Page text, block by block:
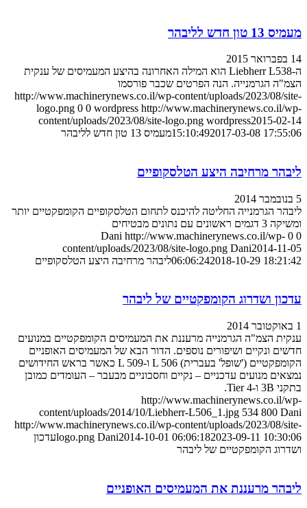
מעמיס 13 טון חדש לליבהר
14 בפברואר 2015
ה-Liebherr L538 הוא המילה האחרונה בהיצע המעמיסים של ענקית
הצמ"ה הגרמנייה. הנה הפרטים שכבר פורסמו
http://www.machinerynews.co.il/wp-content/uploads/2023/08/site-
logo.png 0 0 wordpress http://www.machinerynews.co.il/wp-
content/uploads/2023/08/site-logo.png wordpress2015-02-14
15:10:492017-03-08 17:55:06 מעמיס 13 טון חדש לליבהר
ליבהר מרחיבה היצע הטלסקופיים
5 בנובמבר 2014
ליבהר הגרמנייה החליטה להיכנס לתחום הטלסקופיים הקומפקטיים יותר
ומשיקה 3 דגמים ראשונים עם נתונים מבטיחים
0
0
Dani http://www.machinerynews.co.il/wp-
content/uploads/2023/08/site-logo.png Dani2014-11-05
06:06:242018-10-29 18:21:42 ליבהר מרחיבה היצע הטלסקופיים
עדכון ושדרוג הקומפקטיים של ליבהר
1 באוקטובר 2014
ענקית הצמ"ה הגרמנייה מרעננת את המעמיסים הקומפקטיים במנועים
חדשים ונקיים ושיפורים נוספים. הדור הבא של המעמיסים האופניים
הקומפקטיים ('שופל' בעברית) L 506 ו-L 509 כאשר בראש החידושים
נמצאים מנועים עדכניים – נקיים וחסכוניים מבעבר – העומדים כמובן
בתקני 3B ו-Tier 4.
http://www.machinerynews.co.il/wp-
content/uploads/2014/10/Liebherr-L506_1.jpg 534 800 Dani
http://www.machinerynews.co.il/wp-content/uploads/2023/08/site-
logo.png Dani2014-10-01 06:06:182023-09-11 10:30:06
עדכון
ושדרוג הקומפקטיים של ליבהר
ליבהר מרעננת את המעמיסים האופניים